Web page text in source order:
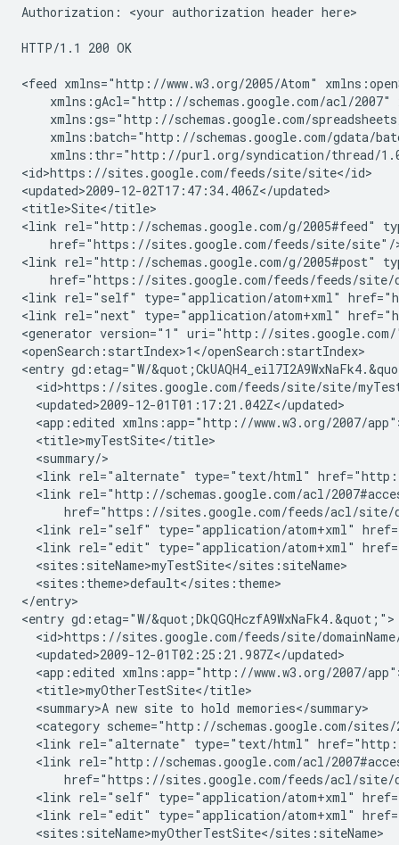
Authorization: <your authorization header here>
HTTP/1.1 200 OK
<feed xmlns="http://www.w3.org/2005/Atom"
xmlns:gAcl="http://schemas.google.com/acl/
xmlns:gs="http://schemas.google.com/
xmlns:batch="http://schemas.google.com/gdata/
xmlns:thr="http://purl.org/syndication/thread/
<id>https://sites.google.com/feeds/site/site</id>
<updated>2009-12-02T17:47:34.406Z</updated>
<title>Site</title>
<link rel="http://schemas.google.com/g/2005#feed"
href="https://sites.google.com/feeds/site/site"/
<link rel="http://schemas.google.com/g/2005#post"
    href="https://sites.google.com/feeds/feeds/site/
<link rel="self" type="application/atom+xml"
<link rel="next" type="application/atom+xml"
<generator version="1" uri="http://sites.google.com/
<openSearch:startIndex>1</openSearch:startIndex>
<entry gd:etag="W/
  <id>https://sites.google.com/feeds/site/
site/
  <updated>2009-12-01T01:17:21.042Z</updated>
<app:edited xmlns:app="http://www.w3.org/2007/
  <title>
myTestSite</title>
  <summary/>
<link rel="alternate" type="text/html"
<link rel="http://schemas.google.com/acl/
      href="https://sites.google.com/feeds/acl/site/
<link rel="self" type="application/atom+xml"
<link rel="edit" type="application/atom+xml"
  <sites:siteName>
myTestSite</sites:siteName>
  <sites:theme>
default</sites:theme>
</entry>
<entry gd:etag="W/&quot;DkQGQHczfA9WxNaFk4.&quot;">
  <id>https://sites.google.com/feeds/site/
domainName
  <updated>2009-12-01T02:25:21.987Z</updated>
<app:edited xmlns:app="http://www.w3.org/2007/
  <title>
myOtherTestSite</title>
  <summary>A new site to hold memories</summary>
<category scheme="http://schemas.google.com/
<link rel="alternate" type="text/html"
<link rel="http://schemas.google.com/acl/
      href="https://sites.google.com/feeds/acl/site/
<link rel="self" type="application/atom+xml"
<link rel="edit" type="application/atom+xml"
  <sites:siteName>
myOtherTestSite</sites:siteName>